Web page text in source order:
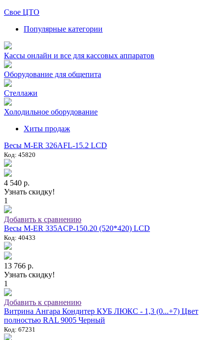
Свое ЦТО
Популярные категории
Кассы онлайн и все для кассовых аппаратов
Оборудование для общепита
Стеллажи
Холодильное оборудование
Хиты продаж
Весы M-ER 326AFL-15.2 LCD
Код: 45820
4 540 р.
Узнать скидку!
1
Добавить к сравнению
Весы M-ER 335ACP-150.20 (520*420) LCD
Код: 40433
13 766 р.
Узнать скидку!
1
Добавить к сравнению
Витрина Ангара Кондитер КУБ ЛЮКС - 1,3 (0...+7) Цвет
полностью RAL 9005 Черный
Код: 67231